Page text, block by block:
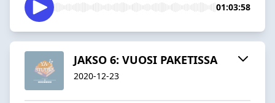
01:03:58
JAKSO 6: VUOSI PAKETISSA
2020-12-23